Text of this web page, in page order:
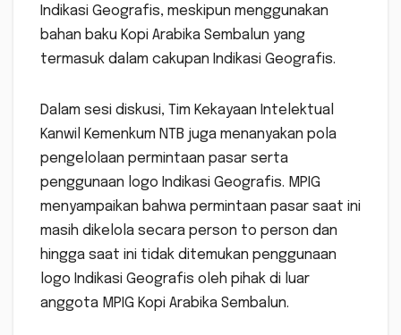
Indikasi Geografis, meskipun menggunakan
bahan baku Kopi Arabika Sembalun yang
termasuk dalam cakupan Indikasi Geografis.
Dalam sesi diskusi, Tim Kekayaan Intelektual
Kanwil Kemenkum NTB juga menanyakan pola
pengelolaan permintaan pasar serta
penggunaan logo Indikasi Geografis. MPIG
menyampaikan bahwa permintaan pasar saat ini
masih dikelola secara person to person dan
hingga saat ini tidak ditemukan penggunaan
logo Indikasi Geografis oleh pihak di luar
anggota MPIG Kopi Arabika Sembalun.